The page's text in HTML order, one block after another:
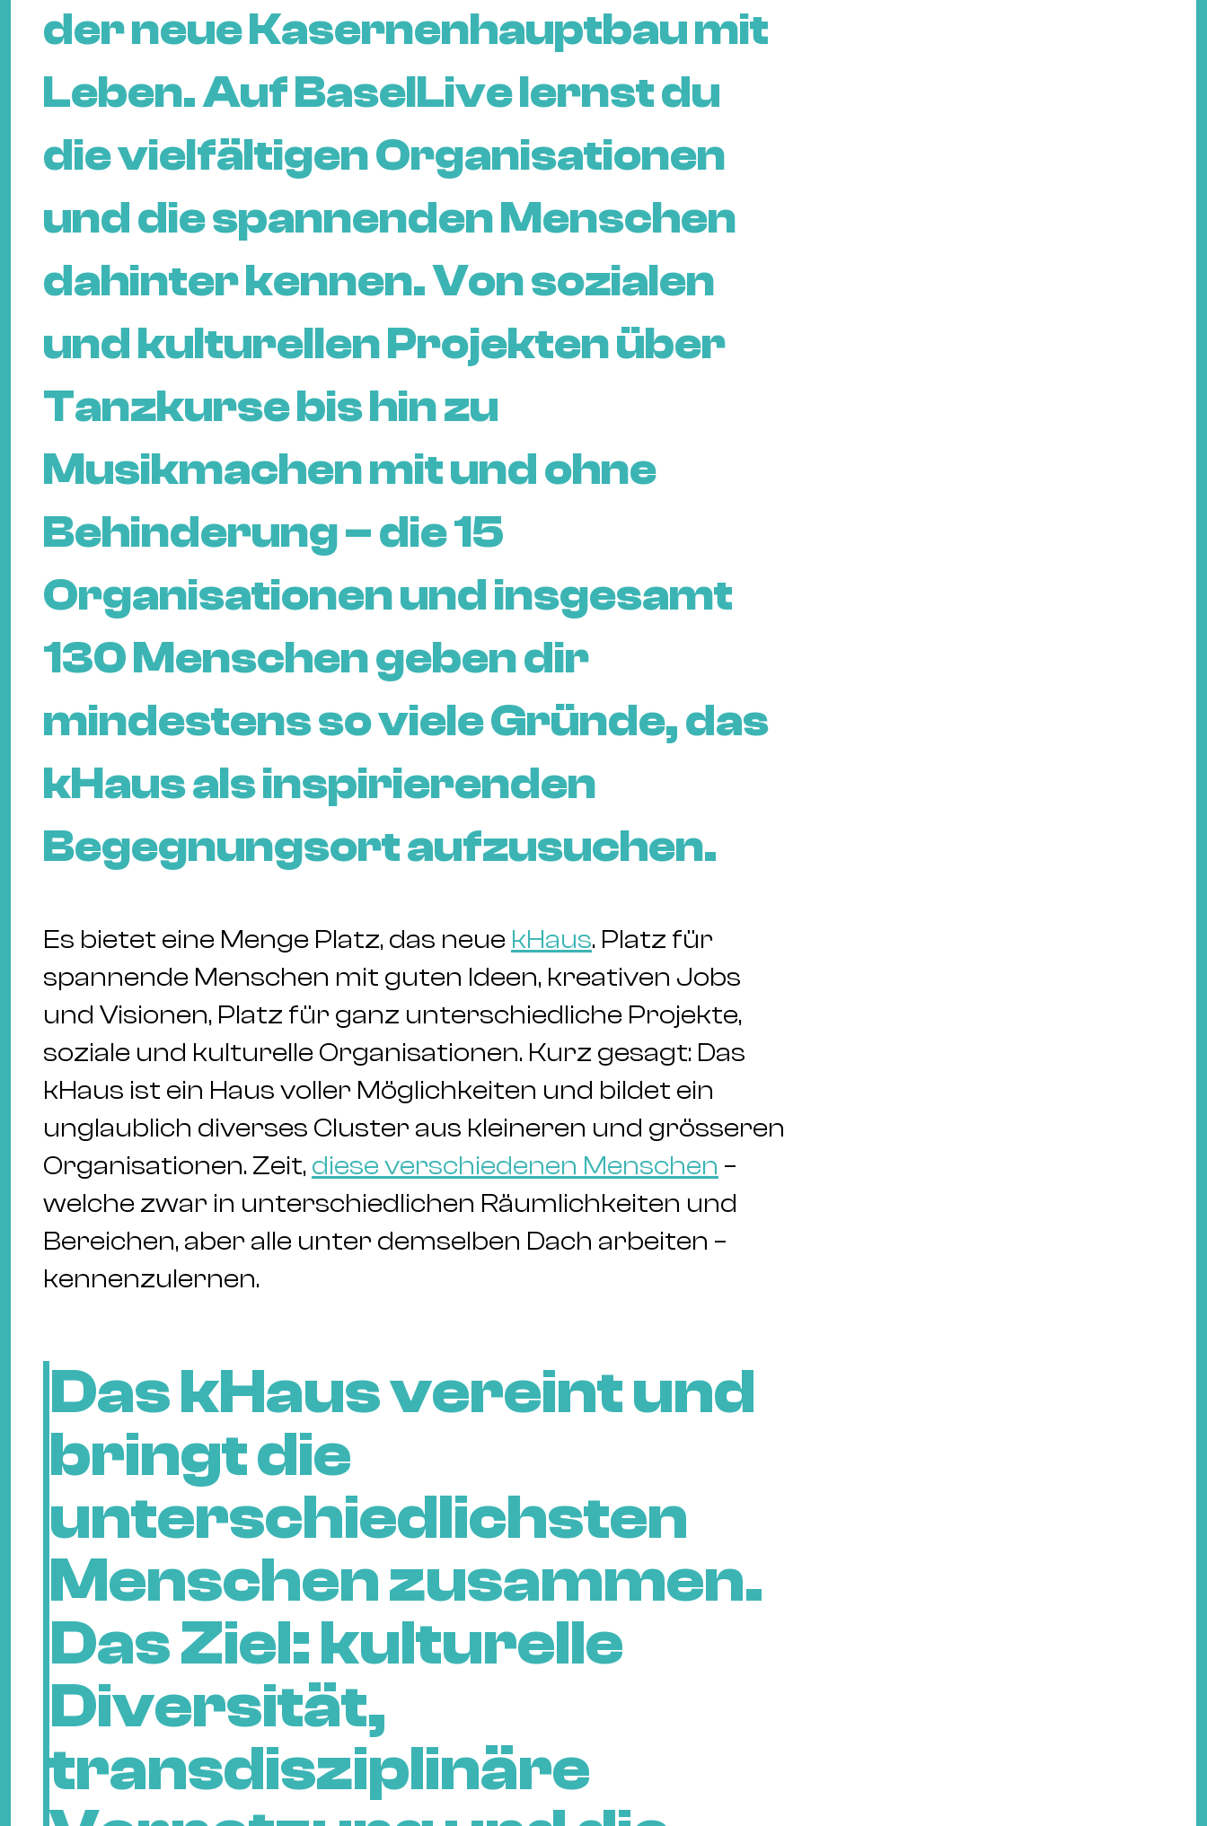
der neue Kasernenhauptbau mit
Leben. Auf BaselLive lernst du
die vielfältigen Organisationen
und die spannenden Menschen
dahinter kennen. Von sozialen
und kulturellen Projekten über
Tanzkurse bis hin zu
Musikmachen mit und ohne
Behinderung – die 15
Organisationen und insgesamt
130 Menschen geben dir
mindestens so viele Gründe, das
kHaus als inspirierenden
Begegnungsort aufzusuchen.
Es bietet eine Menge Platz, das neue kHaus. Platz für
spannende Menschen mit guten Ideen, kreativen Jobs
und Visionen, Platz für ganz unterschiedliche Projekte,
soziale und kulturelle Organisationen. Kurz gesagt: Das
kHaus ist ein Haus voller Möglichkeiten und bildet ein
unglaublich diverses Cluster aus kleineren und grösseren
Organisationen. Zeit, diese verschiedenen Menschen –
welche zwar in unterschiedlichen Räumlichkeiten und
Bereichen, aber alle unter demselben Dach arbeiten –
kennenzulernen.
Das kHaus vereint und
bringt die
unterschiedlichsten
Menschen zusammen.
Das Ziel: kulturelle
Diversität,
transdisziplinäre